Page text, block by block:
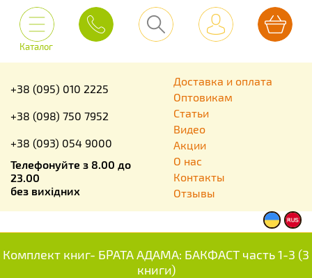
Каталог
+38 (095) 010 2225
+38 (098) 750 7952
+38 (093) 054 9000
Телефонуйте з 8.00 до
23.00
без вихідних
Доставка и оплата
Оптовикам
Статьи
Видео
Акции
О нас
Контакты
Отзывы
Комплект книг- БРАТА АДАМА: БАКФАСТ часть 1-3 (3
книги)